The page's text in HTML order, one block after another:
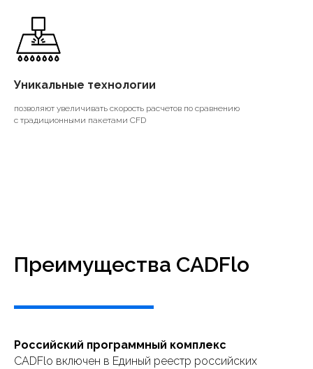
Уникальные технологии
позволяют увеличивать скорость расчетов по сравнению
с традиционными пакетами CFD
Преимущества CADFlo
Российский программный комплекс
CADFlo включен в Единый реестр российских